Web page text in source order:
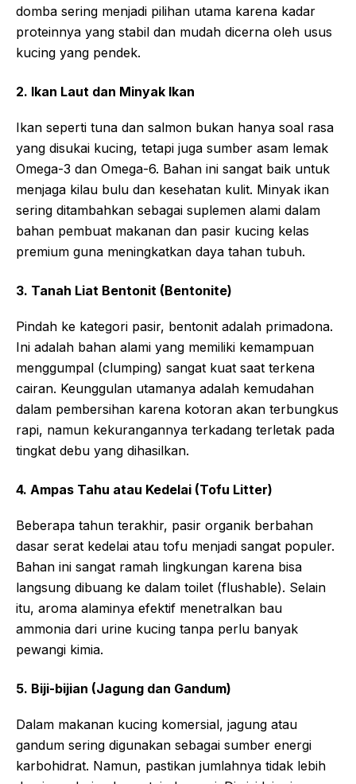
domba sering menjadi pilihan utama karena kadar
proteinnya yang stabil dan mudah dicerna oleh usus
kucing yang pendek.
2. Ikan Laut dan Minyak Ikan
Ikan seperti tuna dan salmon bukan hanya soal rasa
yang disukai kucing, tetapi juga sumber asam lemak
Omega-3 dan Omega-6. Bahan ini sangat baik untuk
menjaga kilau bulu dan kesehatan kulit. Minyak ikan
sering ditambahkan sebagai suplemen alami dalam
bahan pembuat makanan dan pasir kucing kelas
premium guna meningkatkan daya tahan tubuh.
3. Tanah Liat Bentonit (Bentonite)
Pindah ke kategori pasir, bentonit adalah primadona.
Ini adalah bahan alami yang memiliki kemampuan
menggumpal (clumping) sangat kuat saat terkena
cairan. Keunggulan utamanya adalah kemudahan
dalam pembersihan karena kotoran akan terbungkus
rapi, namun kekurangannya terkadang terletak pada
tingkat debu yang dihasilkan.
4. Ampas Tahu atau Kedelai (Tofu Litter)
Beberapa tahun terakhir, pasir organik berbahan
dasar serat kedelai atau tofu menjadi sangat populer.
Bahan ini sangat ramah lingkungan karena bisa
langsung dibuang ke dalam toilet (flushable). Selain
itu, aroma alaminya efektif menetralkan bau
ammonia dari urine kucing tanpa perlu banyak
pewangi kimia.
5. Biji-bijian (Jagung dan Gandum)
Dalam makanan kucing komersial, jagung atau
gandum sering digunakan sebagai sumber energi
karbohidrat. Namun, pastikan jumlahnya tidak lebih